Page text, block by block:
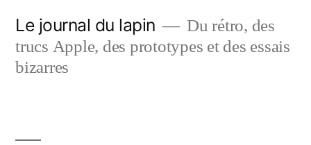
contenu
Le journal du lapin
Du rétro, des
trucs Apple, des prototypes et des essais
bizarres